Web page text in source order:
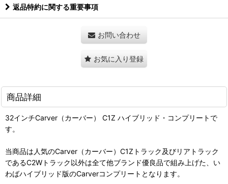
返品特約に関する重要事項
お問い合わせ
お気に入り登録
商品詳細
32インチCarver（カーバー） C1Z ハイブリッド・コンプリートで
す。
当商品は人気のCarver（カーバー）C1Zトラック及びリアトラック
であるC2Wトラック以外は全て他ブランド優良品で組み上げた、い
わばハイブリッド版のCarverコンプリートとなります。